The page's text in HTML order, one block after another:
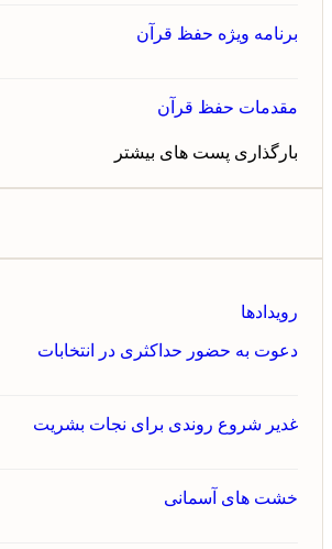
برنامه ویژه حفظ قرآن
مقدمات حفظ قرآن
بارگذاری پست های بیشتر
رویدادها
دعوت به حضور حداکثری در انتخابات
غدیر شروع روندی برای نجات بشریت
خشت های آسمانی